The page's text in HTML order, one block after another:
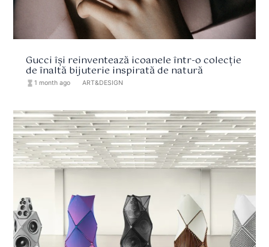
Gucci își reinventează icoanele într-o colecție
de înaltă bijuterie inspirată de natură
hourglass_full 1 month ago ART&DESIGN